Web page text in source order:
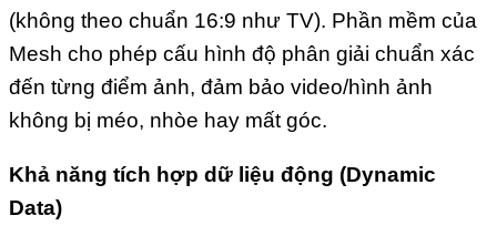
(không theo chuẩn 16:9 như TV). Phần mềm của
Mesh cho phép cấu hình độ phân giải chuẩn xác
đến từng điểm ảnh, đảm bảo video/hình ảnh
không bị méo, nhòe hay mất góc.
Khả năng tích hợp dữ liệu động (Dynamic
Data)